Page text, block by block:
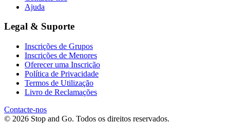
Ajuda
Legal & Suporte
Inscrições de Grupos
Inscrições de Menores
Oferecer uma Inscrição
Política de Privacidade
Termos de Utilização
Livro de Reclamações
Contacte-nos
© 2026 Stop and Go. Todos os direitos reservados.